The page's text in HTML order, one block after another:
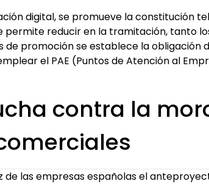
digital, se promueve la constitución
permite reducir en la tramitación, tanto
de promoción se establece la obligación
el PAE (Puntos de Atención al
contra la
de las empresas españolas el